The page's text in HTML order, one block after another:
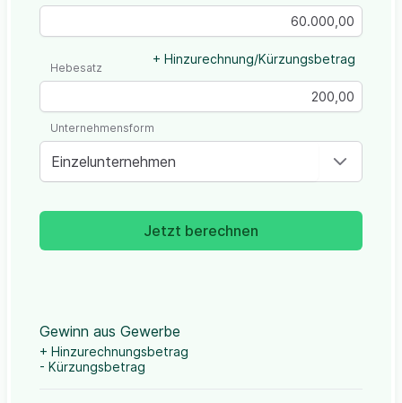
+ Hinzurechnung/Kürzungsbetrag
Hebesatz
Einzelunternehmen
Unternehmensform
Jetzt berechnen
Gewinn aus Gewerbe
+ Hinzurechnungsbetrag
- Kürzungsbetrag